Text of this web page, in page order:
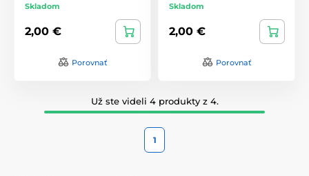
Skladom
2,00 €
Porovnať
Skladom
2,00 €
Porovnať
Už ste videli 4 produkty z 4.
1